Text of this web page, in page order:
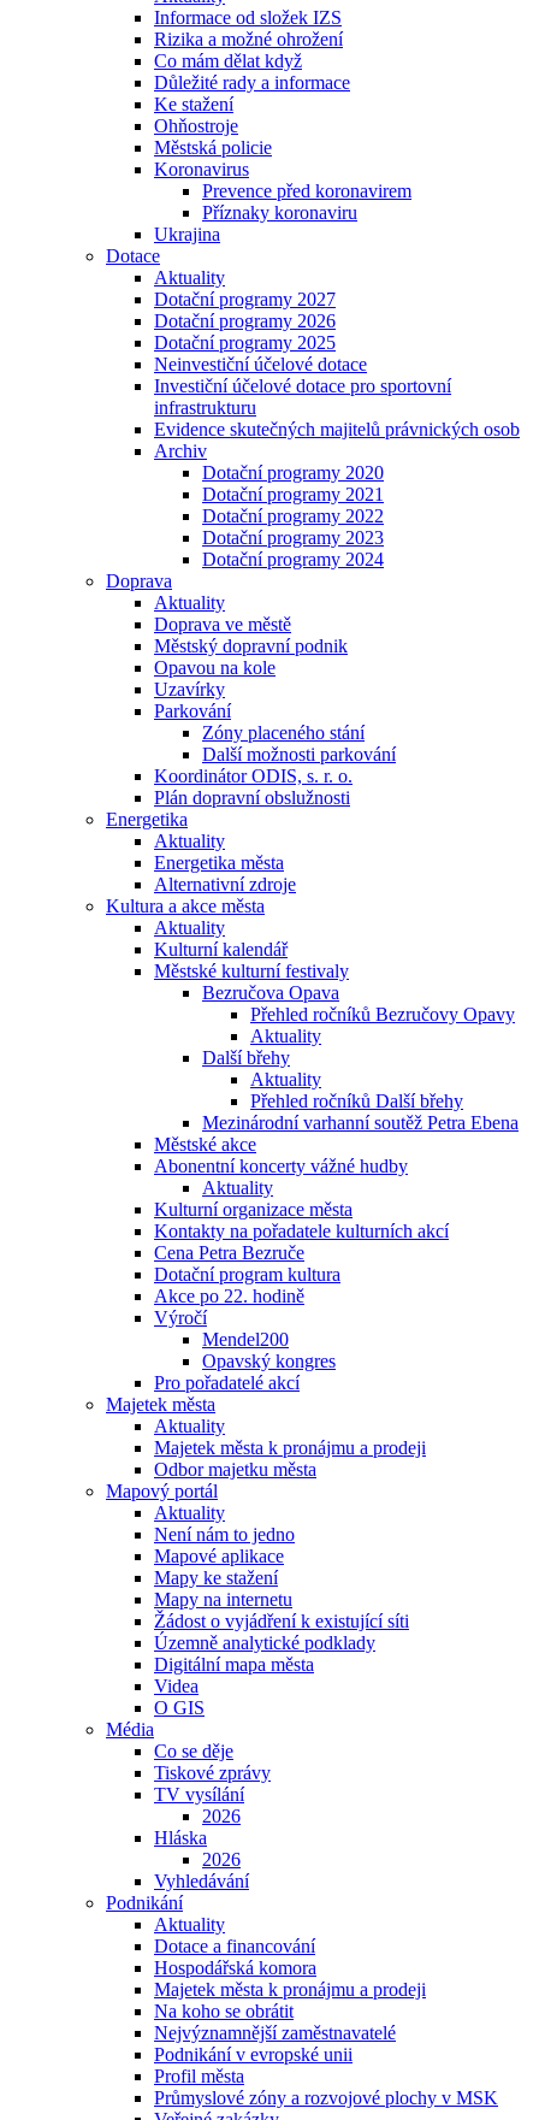
Informace od složek IZS
Rizika a možné ohrožení
Co mám dělat když
Důležité rady a informace
Ke stažení
Ohňostroje
Městská policie
Koronavirus
Prevence před koronavirem
Příznaky koronaviru
Ukrajina
Dotace
Aktuality
Dotační programy 2027
Dotační programy 2026
Dotační programy 2025
Neinvestiční účelové dotace
Investiční účelové dotace pro sportovní
infrastrukturu
Evidence skutečných majitelů právnických osob
Archiv
Dotační programy 2020
Dotační programy 2021
Dotační programy 2022
Dotační programy 2023
Dotační programy 2024
Doprava
Aktuality
Doprava ve městě
Městský dopravní podnik
Opavou na kole
Uzavírky
Parkování
Zóny placeného stání
Další možnosti parkování
Koordinátor ODIS, s. r. o.
Plán dopravní obslužnosti
Energetika
Aktuality
Energetika města
Alternativní zdroje
Kultura a akce města
Aktuality
Kulturní kalendář
Městské kulturní festivaly
Bezručova Opava
Přehled ročníků Bezručovy Opavy
Aktuality
Další břehy
Aktuality
Přehled ročníků Další břehy
Mezinárodní varhanní soutěž Petra Ebena
Městské akce
Abonentní koncerty vážné hudby
Aktuality
Kulturní organizace města
Kontakty na pořadatele kulturních akcí
Cena Petra Bezruče
Dotační program kultura
Akce po 22. hodině
Výročí
Mendel200
Opavský kongres
Pro pořadatelé akcí
Majetek města
Aktuality
Majetek města k pronájmu a prodeji
Odbor majetku města
Mapový portál
Aktuality
Není nám to jedno
Mapové aplikace
Mapy ke stažení
Mapy na internetu
Žádost o vyjádření k existující síti
Územně analytické podklady
Digitální mapa města
Videa
O GIS
Média
Co se děje
Tiskové zprávy
TV vysílání
2026
Hláska
2026
Vyhledávání
Podnikání
Aktuality
Dotace a financování
Hospodářská komora
Majetek města k pronájmu a prodeji
Na koho se obrátit
Nejvýznamnější zaměstnavatelé
Podnikání v evropské unii
Profil města
Průmyslové zóny a rozvojové plochy v MSK